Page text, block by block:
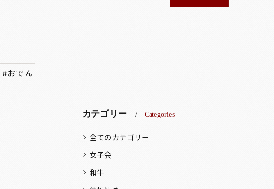
#おでん
カテゴリー Categories
全てのカテゴリー
女子会
和牛